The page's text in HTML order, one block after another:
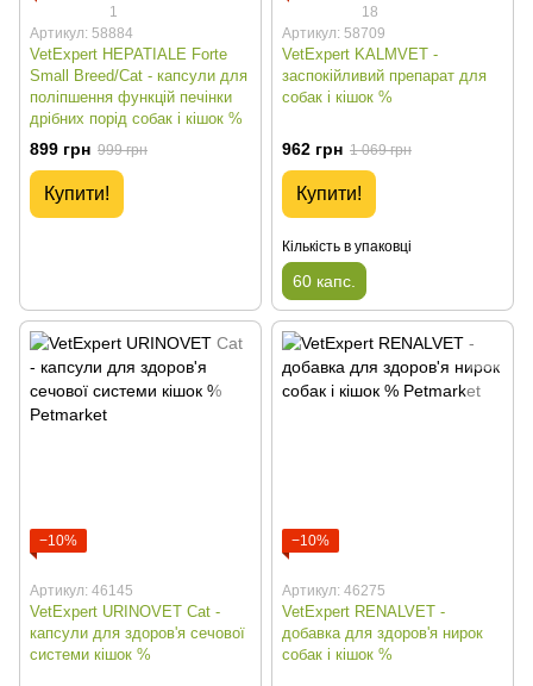
1
Артикул: 58884
VetExpert HEPATIALE Forte
Small Breed/Cat - капсули для
поліпшення функцій печінки
дрібних порід собак і кішок %
899 грн 999 грн
Купити!
18
Артикул: 58709
VetExpert KALMVET -
заспокійливий препарат для
собак і кішок %
962 грн 1 069 грн
Купити!
Кількість в упаковці
60 капс.
−10%
Артикул: 46145
VetExpert URINOVET Cat -
капсули для здоров'я сечової
системи кішок %
−10%
Артикул: 46275
VetExpert RENALVET -
добавка для здоров'я нирок
собак і кішок %